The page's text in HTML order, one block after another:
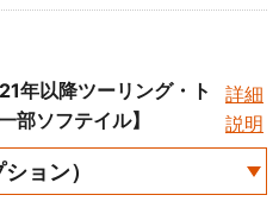
年以降ツーリング・ト
部ソフテイル】
詳細
説明